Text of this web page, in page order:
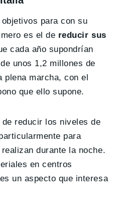
para con su
es el de reducir sus
cada año supondrían
unos 1,2 millones de
plena marcha, con el
que ello supone.
reducir los niveles de
para
durante la noche.
en centros
un aspecto que interesa